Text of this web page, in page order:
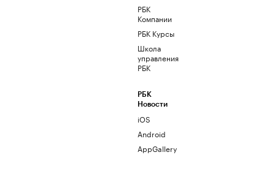
РБК
Компании
РБК Курсы
Школа
управления
РБК
РБК
Новости
iOS
Android
AppGallery